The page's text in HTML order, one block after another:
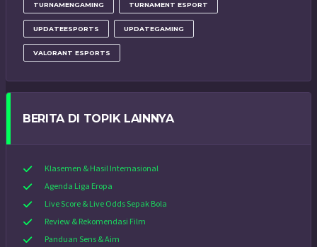
TURNAMENGAMING TURNAMENT ESPORT
UPDATEESPORTS UPDATEGAMING
VALORANT ESPORTS
BERITA DI TOPIK LAINNYA
Klasemen & Hasil Internasional
Agenda Liga Eropa
Live Score & Live Odds Sepak Bola
Review & Rekomendasi Film
Panduan Sens & Aim